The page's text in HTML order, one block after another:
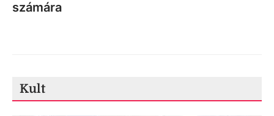
számára
Kult